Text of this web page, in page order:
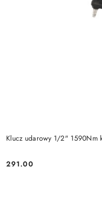
Klucz udarowy 1/2" 1590Nm
Cena:
291.00